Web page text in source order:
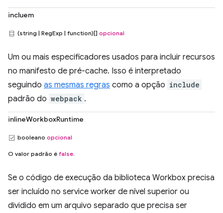
incluem
(string | RegExp | function)[] opcional
Um ou mais especificadores usados para incluir recursos
no manifesto de pré-cache. Isso é interpretado
seguindo as mesmas regras como a opção include
padrão do webpack .
inlineWorkboxRuntime
booleano opcional
O valor padrão é false.
Se o código de execução da biblioteca Workbox precisa
ser incluído no service worker de nível superior ou
dividido em um arquivo separado que precisa ser